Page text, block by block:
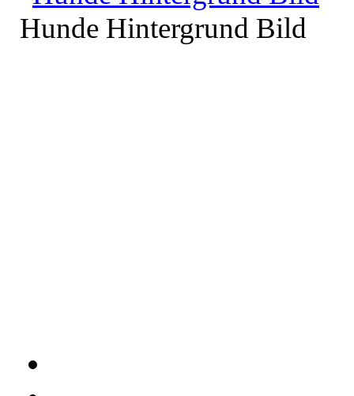
Hunde Hintergrund Bild